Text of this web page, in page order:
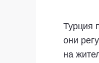
Турция
они
на